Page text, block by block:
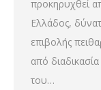
προκηρυχθεί
Ελλάδος,
επιβολής
από
του…